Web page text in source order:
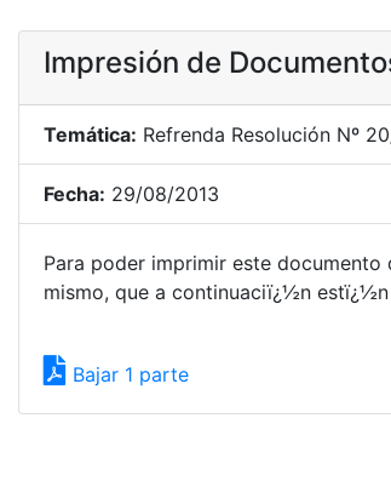
Impresión de
Temática: Refrenda Resolución Nº
Fecha: 29/08/2013
Para poder imprimir este
mismo, que a continuaciï¿½n
Bajar 1 parte